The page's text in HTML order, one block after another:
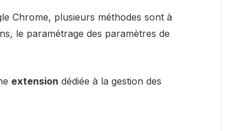
Chrome, plusieurs méthodes sont à
le paramétrage des paramètres de
extension dédiée à la gestion des